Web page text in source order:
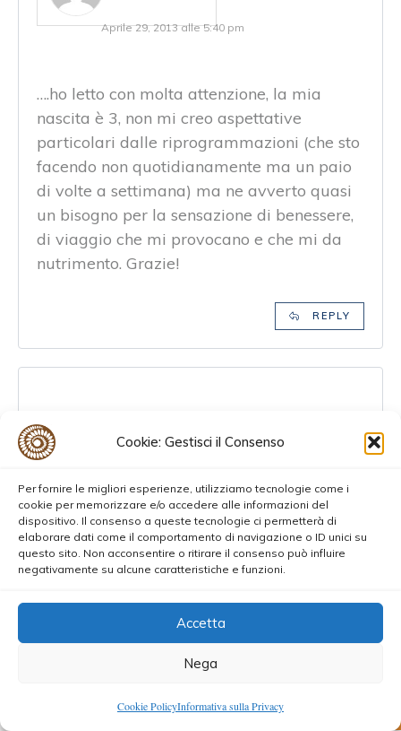
Cookie: Gestisci il Consenso
Per fornire le migliori esperienze, utilizziamo tecnologie come i
cookie per memorizzare e/o accedere alle informazioni del
dispositivo. Il consenso a queste tecnologie ci permetterà di
elaborare dati come il comportamento di navigazione o ID unici su
questo sito. Non acconsentire o ritirare il consenso può influire
negativamente su alcune caratteristiche e funzioni.
Accetta
Nega
Cookie PolicyInformativa sulla Privacy
Aprile 29, 2013 alle 5:40 pm
….ho letto con molta attenzione, la mia
nascita è 3, non mi creo aspettative
particolari dalle riprogrammazioni (che sto
facendo non quotidianamente ma un paio
di volte a settimana) ma ne avverto quasi
un bisogno per la sensazione di benessere,
di viaggio che mi provocano e che mi da
nutrimento. Grazie!
REPLY
Manuela
Maggio 2, 2013 alle 10:19 am
grazie per il splendido libro che hai
condiviso con noi :*
anch’io come te ho il numero 3, ma devo
ancora scoprire la mia strada